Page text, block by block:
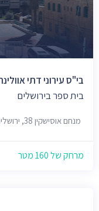
בי"ס עירוני דתי
בית ספר בירושלים
מנחם אוסישקין 38, ירושלים
מרחק של 160 מטר